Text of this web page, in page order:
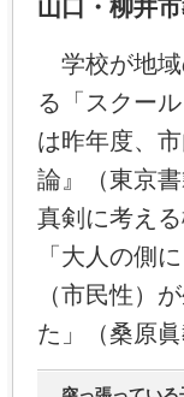
山口・柳井
学校が地域
る「スクー
は昨年度、
論』（東京
真剣に考え
「大人の側
（市民性）
た」（桑原